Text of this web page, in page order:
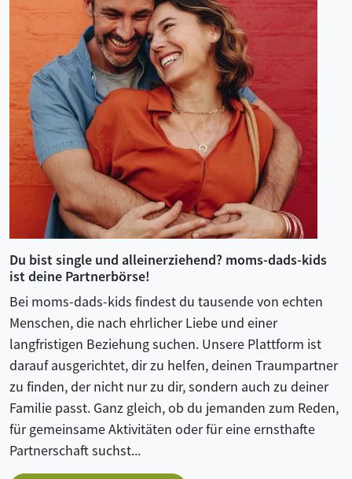
Du bist single und alleinerziehend? moms-dads-kids
ist deine Partnerbörse!
Bei moms-dads-kids findest du tausende von echten
Menschen, die nach ehrlicher Liebe und einer
langfristigen Beziehung suchen. Unsere Plattform ist
darauf ausgerichtet, dir zu helfen, deinen Traumpartner
zu finden, der nicht nur zu dir, sondern auch zu deiner
Familie passt. Ganz gleich, ob du jemanden zum Reden,
für gemeinsame Aktivitäten oder für eine ernsthafte
Partnerschaft suchst...